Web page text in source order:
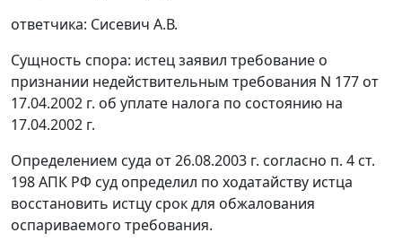
ответчика: Сисевич А.В.
Сущность спора: истец заявил требование о
признании недействительным требования N 177 от
17.04.2002 г. об уплате налога по состоянию на
17.04.2002 г.
Определением суда от 26.08.2003 г. согласно п. 4 ст.
198АПК РФ суд определил по ходатайству истца
восстановить истцу срок для обжалования
оспариваемого требования.